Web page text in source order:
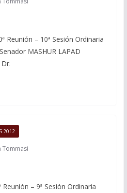
Reunión – 10ª Sesión Ordinaria
MASHUR LAPAD
2012
Tommasi
Reunión – 9ª Sesión Ordinaria